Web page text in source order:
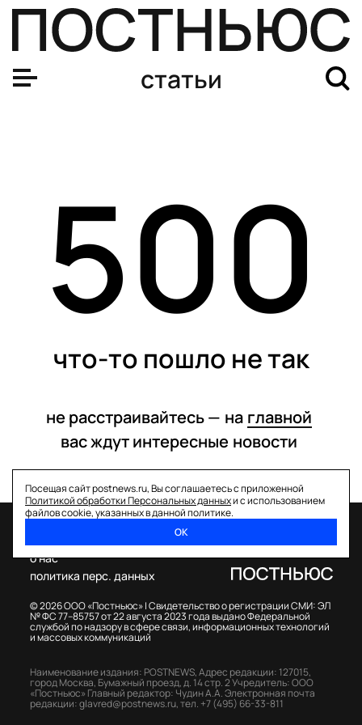
статьи
500
что-то пошло не так
не расстраивайтесь — на главной
вас ждут интересные новости
Посещая сайт postnews.ru, Вы соглашаетесь с приложенной
Политикой обработки Персональных данныхи с использованием
файлов cookie, указанных в данной политике.
ОК
© 2026 ООО «Постньюс» |Свидетельство о регистрации СМИ: ЭЛ
№ ФС 77–85757 от 22 августа 2023 года выдано Федеральной
службой по надзору в сфере связи, информационных технологий
и массовых коммуникаций
о нас
политика перс. данных
Наименование издания: POSTNEWS,Адрес редакции: 127015,
город Москва, Бумажный проезд, д. 14 стр. 2Учредитель: ООО
«Постньюс» Главный редактор: Чудин А.А.Электронная почта
редакции:glavred@postnews.ru,тел. +7 (495) 66-33-811
Юные чемпионы. Самые перспективные российские